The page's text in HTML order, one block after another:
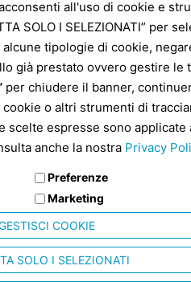
all'uso di cookie e
SOLO I SELEZIONATI” per
tipologie di cookie,
già prestato ovvero gestire le
per chiudere il banner,
o altri strumenti di
scelte espresse sono applicate
anche la nostra Privacy
Preferenze
Marketing
COOKIE
SOLO I SELEZIONATI